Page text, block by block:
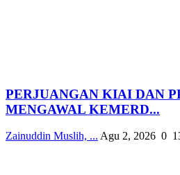
PERJUANGAN KIAI DAN
MENGAWAL KEMERD...
Zainuddin Muslih, ... Agu 2, 2026 0